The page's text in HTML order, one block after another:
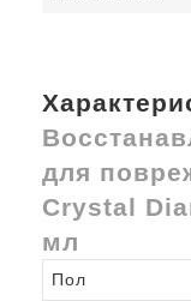
для
Crystal
мл
Пол